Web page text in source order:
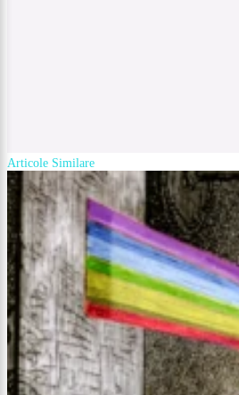
Articole Similare